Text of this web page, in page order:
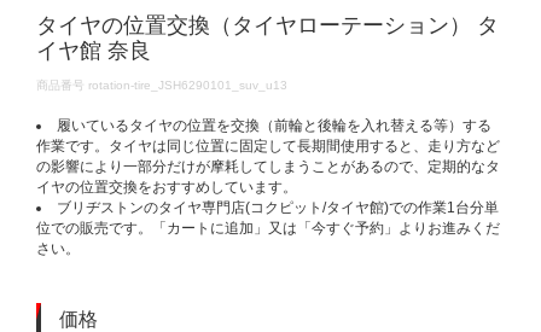
タイヤの位置交換（タイヤローテーション） タ
イヤ館 奈良
DETAILS
商品番号 rotation-tire_JSH6290101_suv_u13
履いているタイヤの位置を交換（前輪と後輪を入れ替える等）する
作業です。タイヤは同じ位置に固定して長期間使用すると、走り方など
の影響により一部分だけが摩耗してしまうことがあるので、定期的なタ
イヤの位置交換をおすすめしています。
ブリヂストンのタイヤ専門店(コクピット/タイヤ館)での作業1台分単
位での販売です。「カートに追加」又は「今すぐ予約」よりお進みくだ
さい。
価格